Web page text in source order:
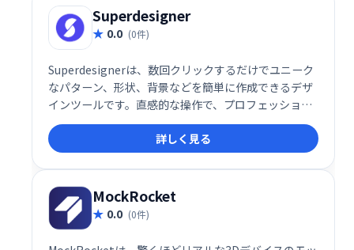
Superdesigner
0.0 (0件)
Superdesignerは、数回クリックするだけでユニーク
なパターン、形状、背景などを簡単に作成できるデザ
インツールです。直感的な操作で、プロフェッショナ
ルなデザインを素早く実現。創造性を自由に解き放
ち、デザインの可能性を広げましょう！
詳しく見る
MockRocket
0.0 (0件)